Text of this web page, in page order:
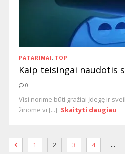
PATARIMAI, TOP
Kaip teisingai naudotis
0
Visi norime būti gražiai įdegę ir
žinome vi [...] Skaityti daugiau
1 2 3 4 …